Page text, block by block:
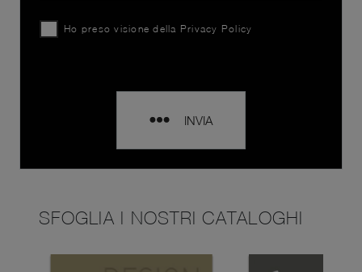
Ho preso visione della Privacy Policy
INVIA
SFOGLIA I NOSTRI CATALOGHI